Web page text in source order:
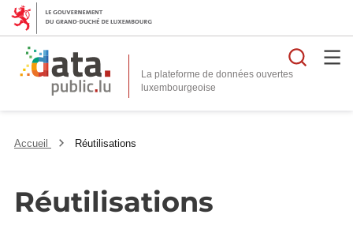
La plateforme de données ouvertes
Accueil Réutilisations
Réutilisations